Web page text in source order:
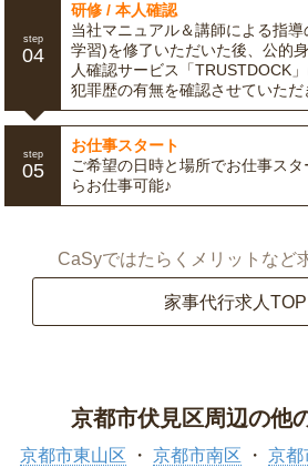
step
04
研修 / 本人確認
当社マニュアル＆講師による指
学習)を修了いただいた後、公的
人確認サービス「TRUSTDOCK
犯罪歴の有無を確認させていただ
step
05
お仕事スタート
ご希望の日時と場所でお仕事ス
らお仕事可能♪
CaSyではたらくメリットなど
家事代行求人TOP
京都市伏見区周辺の他
京都市東山区 京都市南区 京都